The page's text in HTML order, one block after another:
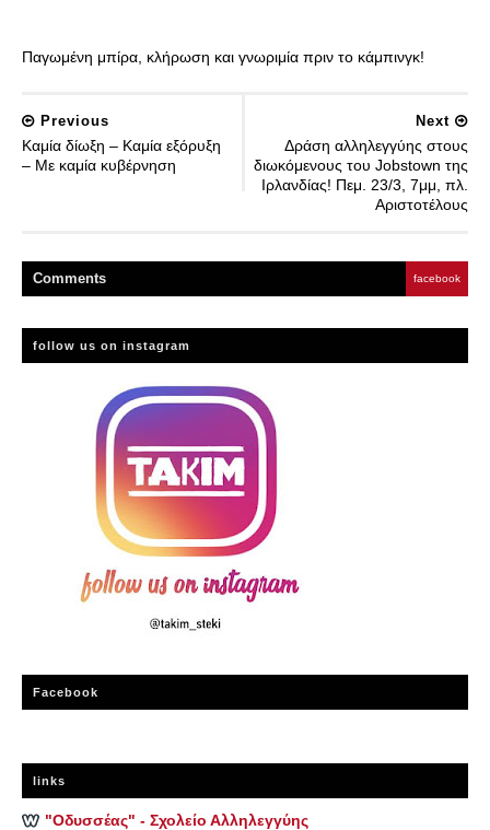
Παγωμένη μπίρα, κλήρωση και γνωριμία πριν το κάμπινγκ!
Next
Δράση αλληλεγγύης στους
διωκόμενους του Jobstown της
Ιρλανδίας! Πεμ. 23/3, 7μμ, πλ.
Αριστοτέλους
Previous
Καμία δίωξη – Καμία εξόρυξη
– Με καμία κυβέρνηση
Comments facebook
follow us on instagram
Facebook
links
"Οδυσσέας" - Σχολείο Αλληλεγγύης